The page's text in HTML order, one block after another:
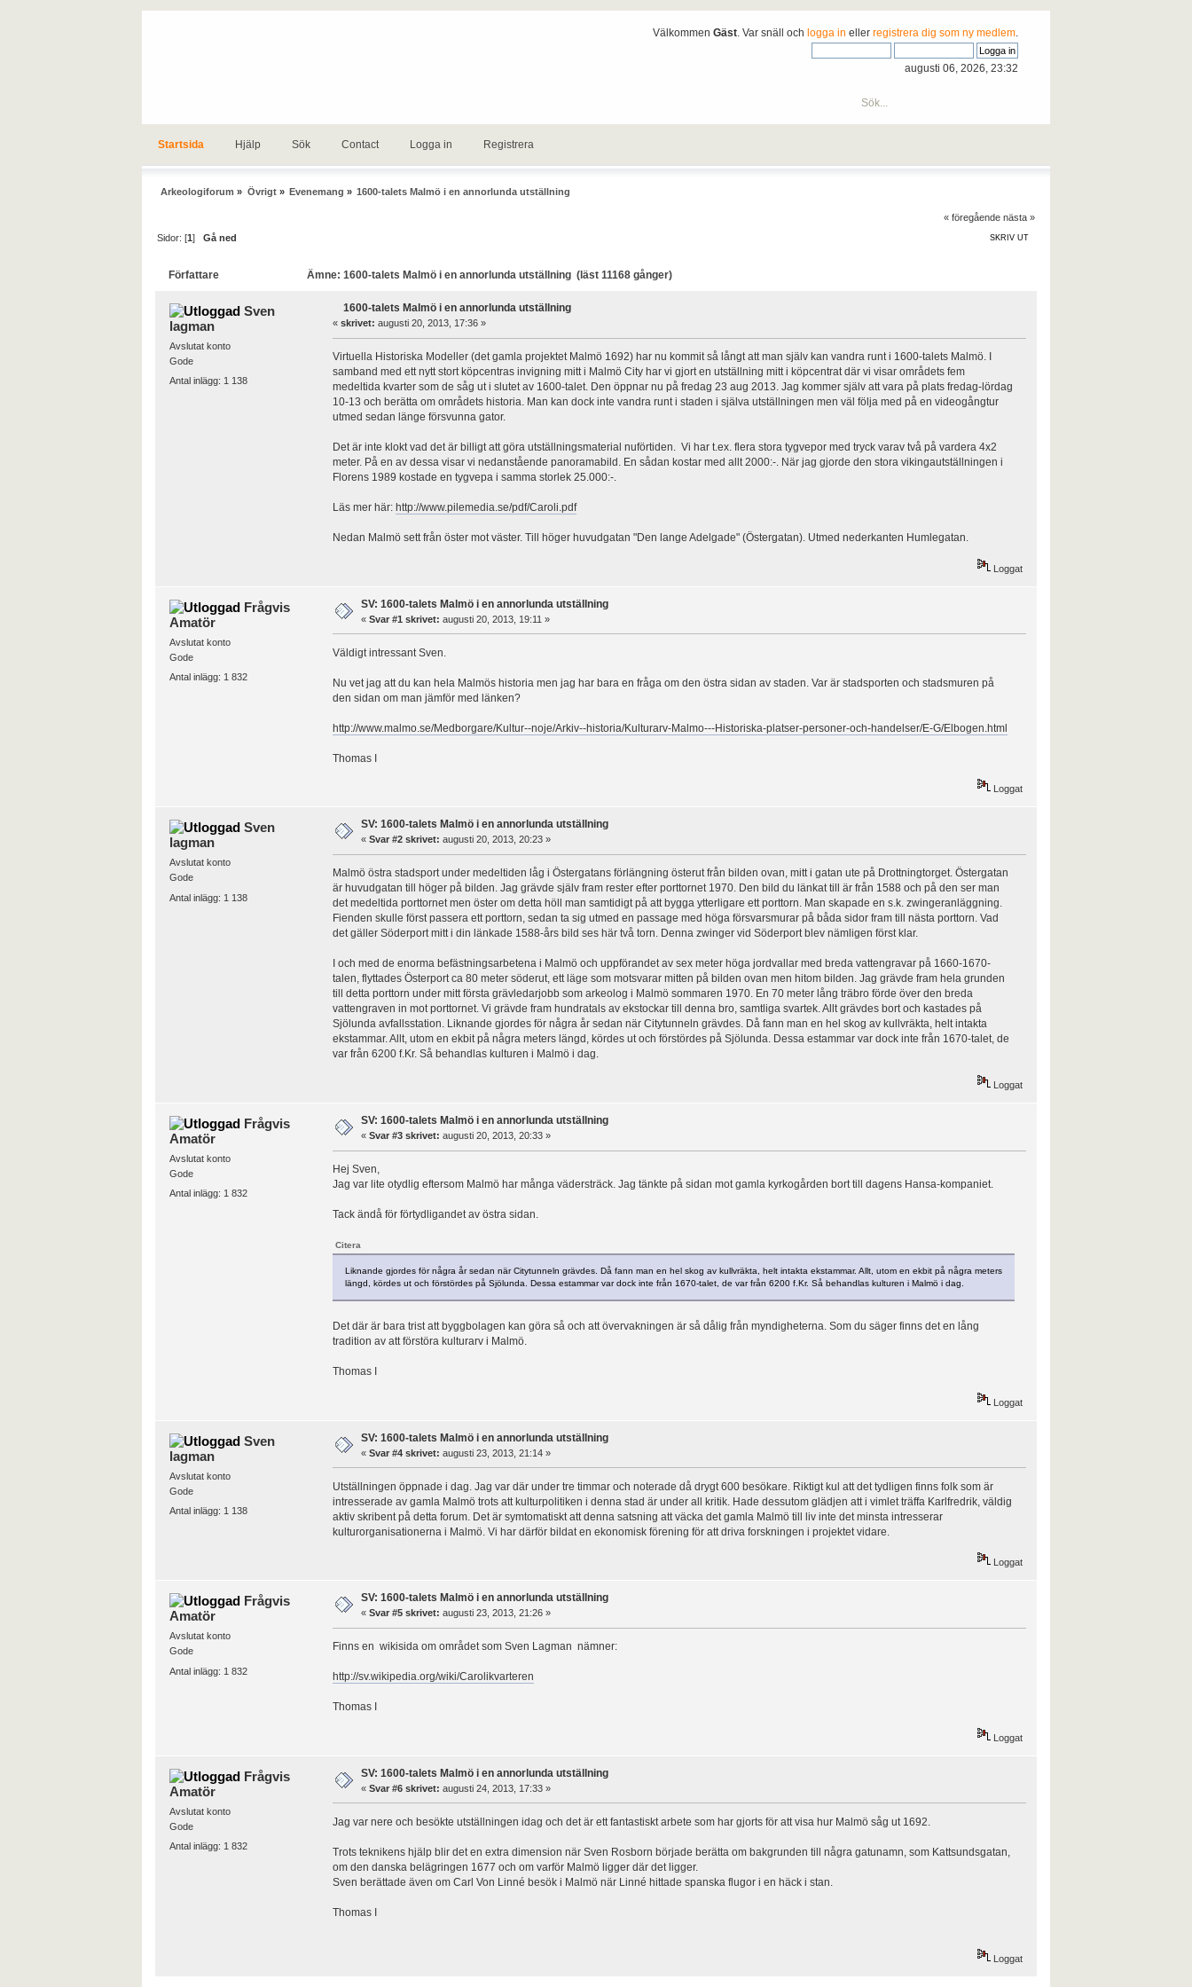
VälkommenGäst . Var snäll ochlogga in ellerregistrera dig som ny medlem
augusti 06, 2026, 23:32
Startsida Hjälp Sök Contact Logga in Registrera
Arkeologiforum » Övrigt» Evenemang » 1600-talets Malmö i en annorlunda utställning
« föregående nästa »
SKRIV UT
Sidor: [1]Gå ned
Författare Ämne: 1600-talets Malmö i en annorlunda utställning (läst 11168 gånger)
Sven
lagman
Avslutat konto
Gode
Antal inlägg: 1 138
1600-talets Malmö i en annorlunda utställning
« skrivet: augusti 20, 2013, 17:36 »
Virtuella Historiska Modeller (det gamla projektet Malmö 1692) har nu kommit så långt att man själv kan vandra runt i 1600-talets Malmö. I
samband med ett nytt stort köpcentras invigning mitt i Malmö City har vi gjort en utställning mitt i köpcentrat där vi visar områdets fem
medeltida kvarter som de såg ut i slutet av 1600-talet. Den öppnar nu på fredag 23 aug 2013. Jag kommer själv att vara på plats fredag-lördag
10-13 och berätta om områdets historia. Man kan dock inte vandra runt i staden i själva utställningen men väl följa med på en videogångtur
utmed sedan länge försvunna gator.
Det är inte klokt vad det är billigt att göra utställningsmaterial nuförtiden. Vi har t.ex. flera stora tygvepor med tryck varav två på vardera 4x2
meter. På en av dessa visar vi nedanstående panoramabild. En sådan kostar med allt 2000:-. När jag gjorde den stora vikingautställningen i
Florens 1989 kostade en tygvepa i samma storlek 25.000:-.
Läs mer här: http://www.pilemedia.se/pdf/Caroli.pdf
Nedan Malmö sett från öster mot väster. Till höger huvudgatan "Den lange Adelgade" (Östergatan). Utmed nederkanten Humlegatan.
Loggat
Frågvis
Amatör
Avslutat konto
Gode
Antal inlägg: 1 832
SV: 1600-talets Malmö i en annorlunda utställning
« Svar #1 skrivet: augusti 20, 2013, 19:11 »
Väldigt intressant Sven.
Nu vet jag att du kan hela Malmös historia men jag har bara en fråga om den östra sidan av staden. Var är stadsporten och stadsmuren på
den sidan om man jämför med länken?
http://www.malmo.se/Medborgare/Kultur--noje/Arkiv--historia/Kulturarv-Malmo---Historiska-platser-personer-och-handelser/E-G/Elbogen.html
Thomas I
Loggat
Sven
lagman
Avslutat konto
Gode
Antal inlägg: 1 138
SV: 1600-talets Malmö i en annorlunda utställning
« Svar #2 skrivet: augusti 20, 2013, 20:23 »
Malmö östra stadsport under medeltiden låg i Östergatans förlängning österut från bilden ovan, mitt i gatan ute på Drottningtorget. Östergatan
är huvudgatan till höger på bilden. Jag grävde själv fram rester efter porttornet 1970. Den bild du länkat till är från 1588 och på den ser man
det medeltida porttornet men öster om detta höll man samtidigt på att bygga ytterligare ett porttorn. Man skapade en s.k. zwingeranläggning.
Fienden skulle först passera ett porttorn, sedan ta sig utmed en passage med höga försvarsmurar på båda sidor fram till nästa porttorn. Vad
det gäller Söderport mitt i din länkade 1588-års bild ses här två torn. Denna zwinger vid Söderport blev nämligen först klar.
I och med de enorma befästningsarbetena i Malmö och uppförandet av sex meter höga jordvallar med breda vattengravar på 1660-1670-
talen, flyttades Österport ca 80 meter söderut, ett läge som motsvarar mitten på bilden ovan men hitom bilden. Jag grävde fram hela grunden
till detta porttorn under mitt första grävledarjobb som arkeolog i Malmö sommaren 1970. En 70 meter lång träbro förde över den breda
vattengraven in mot porttornet. Vi grävde fram hundratals av ekstockar till denna bro, samtliga svartek. Allt grävdes bort och kastades på
Sjölunda avfallsstation. Liknande gjordes för några år sedan när Citytunneln grävdes. Då fann man en hel skog av kullvräkta, helt intakta
ekstammar. Allt, utom en ekbit på några meters längd, kördes ut och förstördes på Sjölunda. Dessa estammar var dock inte från 1670-talet, de
var från 6200 f.Kr. Så behandlas kulturen i Malmö i dag.
Loggat
Frågvis
Amatör
Avslutat konto
Gode
Antal inlägg: 1 832
SV: 1600-talets Malmö i en annorlunda utställning
« Svar #3 skrivet: augusti 20, 2013, 20:33 »
Hej Sven,
Jag var lite otydlig eftersom Malmö har många vädersträck. Jag tänkte på sidan mot gamla kyrkogården bort till dagens Hansa-kompaniet.
Tack ändå för förtydligandet av östra sidan.
Citera
Liknande gjordes för några år sedan när Citytunneln grävdes. Då fann man en hel skog av kullvräkta, helt intakta ekstammar. Allt, utom en ekbit på några meters
längd, kördes ut och förstördes på Sjölunda. Dessa estammar var dock inte från 1670-talet, de var från 6200 f.Kr. Så behandlas kulturen i Malmö i dag.
Det där är bara trist att byggbolagen kan göra så och att övervakningen är så dålig från myndigheterna. Som du säger finns det en lång
tradition av att förstöra kulturarv i Malmö.
Thomas I
Loggat
Sven
lagman
Avslutat konto
Gode
Antal inlägg: 1 138
SV: 1600-talets Malmö i en annorlunda utställning
« Svar #4 skrivet: augusti 23, 2013, 21:14 »
Utställningen öppnade i dag. Jag var där under tre timmar och noterade då drygt 600 besökare. Riktigt kul att det tydligen finns folk som är
intresserade av gamla Malmö trots att kulturpolitiken i denna stad är under all kritik. Hade dessutom glädjen att i vimlet träffa Karlfredrik, väldig
aktiv skribent på detta forum. Det är symtomatiskt att denna satsning att väcka det gamla Malmö till liv inte det minsta intresserar
kulturorganisationerna i Malmö. Vi har därför bildat en ekonomisk förening för att driva forskningen i projektet vidare.
Loggat
Frågvis
Amatör
Avslutat konto
Gode
Antal inlägg: 1 832
SV: 1600-talets Malmö i en annorlunda utställning
« Svar #5 skrivet: augusti 23, 2013, 21:26 »
Finns en wikisida om området som Sven Lagman nämner:
http://sv.wikipedia.org/wiki/Carolikvarteren
Thomas I
Loggat
Frågvis
Amatör
Avslutat konto
Gode
Antal inlägg: 1 832
SV: 1600-talets Malmö i en annorlunda utställning
« Svar #6 skrivet: augusti 24, 2013, 17:33 »
Jag var nere och besökte utställningen idag och det är ett fantastiskt arbete som har gjorts för att visa hur Malmö såg ut 1692.
Trots teknikens hjälp blir det en extra dimension när Sven Rosborn började berätta om bakgrunden till några gatunamn, som Kattsundsgatan,
om den danska belägringen 1677 och om varför Malmö ligger där det ligger.
Sven berättade även om Carl Von Linné besök i Malmö när Linné hittade spanska flugor i en häck i stan.
Thomas I
Loggat